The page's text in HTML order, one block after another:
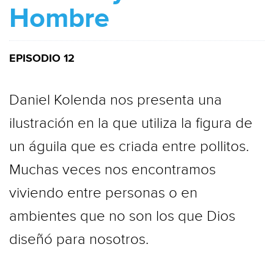
Hombre
EPISODIO 12
Daniel Kolenda nos presenta una
ilustración en la que utiliza la figura de
un águila que es criada entre pollitos.
Muchas veces nos encontramos
viviendo entre personas o en
ambientes que no son los que Dios
diseñó para nosotros.